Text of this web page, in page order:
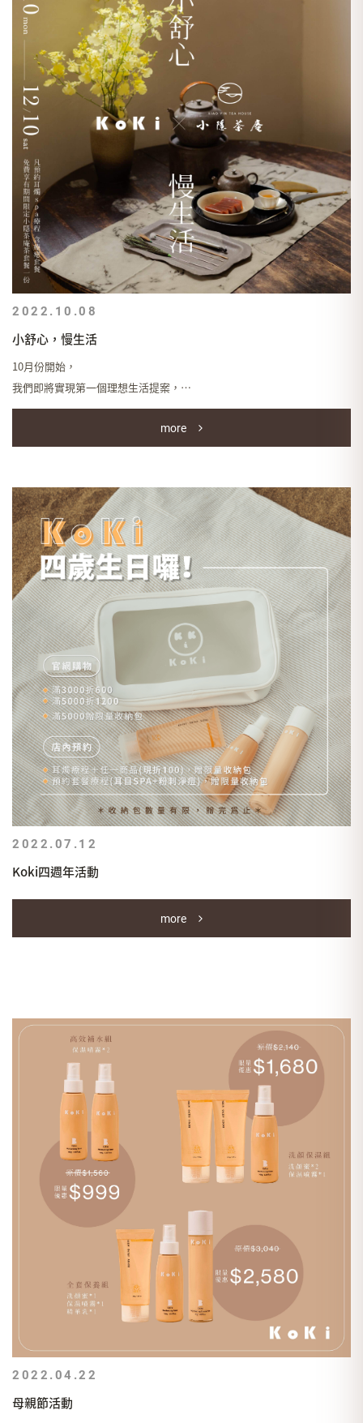
Instagram：koki.studio
#美容 #taipei #taiwan #KOKI #台北 #耳目護理
#中山國中 #文湖線 #粉刺淨痘 #敏感肌 #皮膚管理
#美容師 #預約制 #保養品 #保濕 #清潔 #皮膚護理
(原價2140現省541)
▫️全套保養組
洗顏蜜*1保濕噴霧*1精華乳*1
限時優惠2222
(原價 3040現省818)
more
2022.10.08
小舒心，慢生活
10月份開始，
我們即將實現第一個理想生活提案，
2022/10/10-2022/12/10，
凡預約 #耳燭spa療程 #含療癒套餐
#免費享有期間限定小隱茶庵茶套餐一份
分別是 #龍眼花
#一個人的茶 #綠色的夢 #蝴蝶薑茶
並搭配一份小點，
為了呼應耳目療程，
我們特地選了養肝舒壓、幫助睡眠、抗氧化、保養眼睛等，
這幾個互相呼應的茗品給大家體驗>w<
.
#貼心提醒
套餐數量有限，先約先享受！
預約請 LINE@：@Koki0212
直接私訊日期，會有專人協助安排時間唷！
.
KOKI-專精粉刺淨痘與耳目護理
more
2022.07.12
Koki四週年活動
2022.04.22
母親節活動